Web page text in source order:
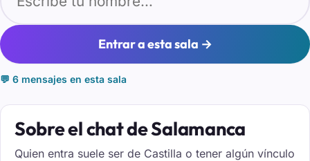
Entrar a esta sala →
💬 6 mensajes en esta sala
Sobre el chat de Salamanca
Quien entra suele ser de Castilla o tener algún vínculo